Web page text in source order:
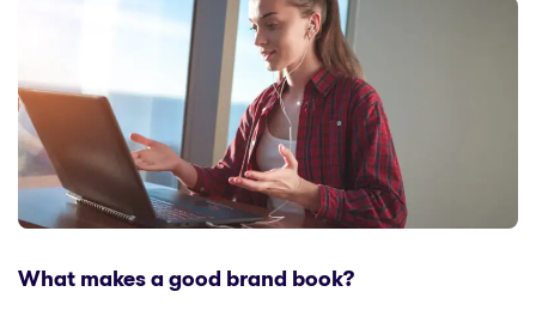
What makes a good brand book?